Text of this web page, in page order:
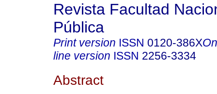
Revista Facultad
Pública
Print version ISSN 0120-386X
line version ISSN 2256-3334
Abstract